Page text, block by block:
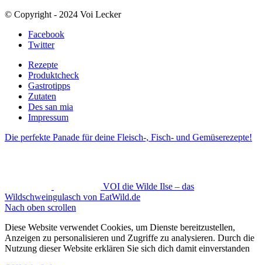
© Copyright - 2024 Voi Lecker
Facebook
Twitter
Rezepte
Produktcheck
Gastrotipps
Zutaten
Des san mia
Impressum
Die perfekte Panade für deine Fleisch-, Fisch- und Gemüserezepte!
VOI die Wilde Ilse – das
Wildschweingulasch von EatWild.de
Nach oben scrollen
Diese Website verwendet Cookies, um Dienste bereitzustellen,
Anzeigen zu personalisieren und Zugriffe zu analysieren. Durch die
Nutzung dieser Website erklären Sie sich dich damit einverstanden